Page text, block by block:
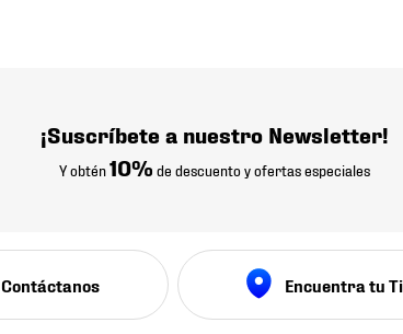
¡Suscríbete a nuestro Newsletter!
Y obtén10% de descuento y ofertas especiales
Contáctanos Encuentra tu